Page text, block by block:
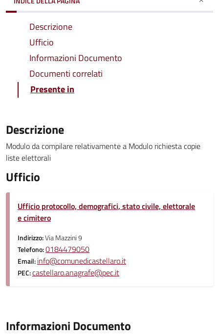
Descrizione
Ufficio
Informazioni Documento
Documenti correlati
Presente in
Descrizione
Modulo da compilare relativamente a Modulo richiesta copie
liste elettorali
Ufficio
Ufficio protocollo, demografici, stato civile, elettorale
e cimitero
Indirizzo:Via Mazzini 9
Telefono:0184479050
Email:info@comunedicastellaro.it
PEC:castellaro.anagrafe@pec.it
Informazioni Documento